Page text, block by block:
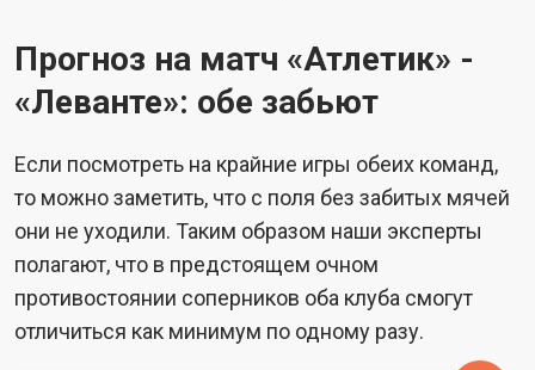
Прогноз на матч «Атлетик» -
«Леванте»: обе забьют
Если посмотреть на крайние игры обеих команд,
то можно заметить, что с поля без забитых мячей
они не уходили. Таким образом наши эксперты
полагают, что в предстоящем очном
противостоянии соперников оба клуба смогут
отличиться как минимум по одному разу.